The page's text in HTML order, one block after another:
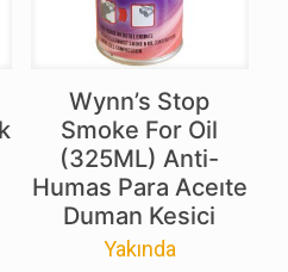
Wynn’s Stop
Smoke For Oil
(325ML) Anti-
Humas Para Aceıte
Duman Kesici
Yakında